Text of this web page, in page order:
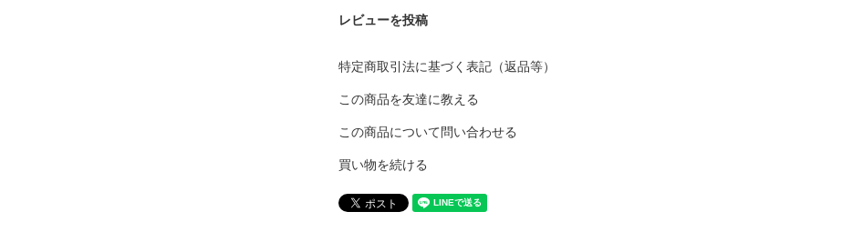
レビューを投稿
特定商取引法に基づく表記（返品等）
この商品を友達に教える
この商品について問い合わせる
買い物を続ける